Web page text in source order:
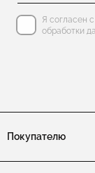
Я согласен
обработки
Покупателю